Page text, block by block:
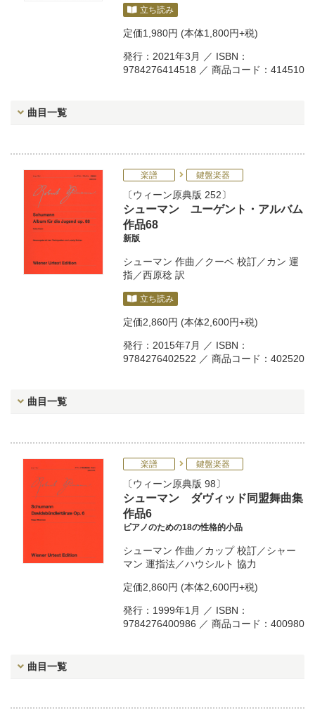
立ち読み
定価1,980円 (本体1,800円+税)
発行：2021年3月 ／ ISBN：
9784276414518 ／ 商品コード：414510
曲目一覧
楽譜 鍵盤楽器
ウィーン原典版 252
シューマン ユーゲント・アルバム
作品68
新版
シューマン 作曲／クーベ 校訂／カン 運
指／西原稔 訳
立ち読み
定価2,860円 (本体2,600円+税)
発行：2015年7月 ／ ISBN：
9784276402522 ／ 商品コード：402520
曲目一覧
楽譜 鍵盤楽器
ウィーン原典版 98
シューマン ダヴィッド同盟舞曲集
作品6
ピアノのための18の性格的小品
シューマン 作曲／カップ校訂／シャー
マン 運指法／ハウシルト 協力
定価2,860円 (本体2,600円+税)
発行：1999年1月 ／ ISBN：
9784276400986 ／ 商品コード：400980
曲目一覧